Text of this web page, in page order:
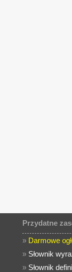
Przydatne
» Darmowe
» Słownik
» Słownik